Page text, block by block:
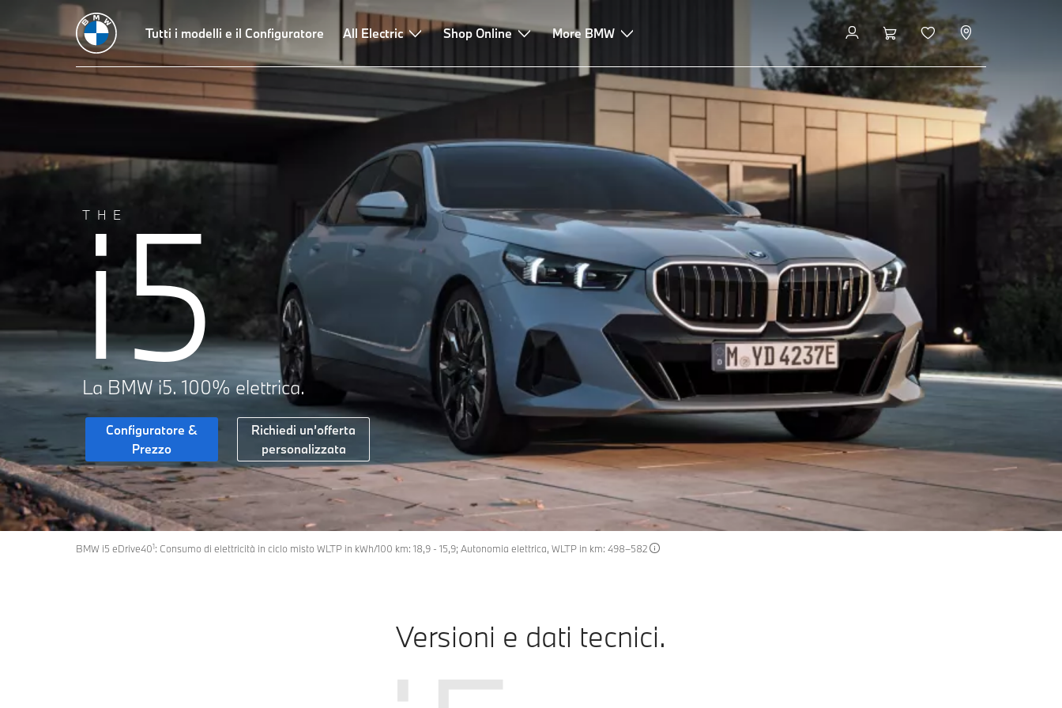
Tutti i modelli e il Configuratore All Electric Shop Online More BMW
THE
i5
La BMW i5. 100% elettrica.
Configuratore &
Prezzo
Richiedi un’offerta
personalizzata
BMW i5 eDrive401: Consumo di elettricità in ciclo misto WLTP in kWh/100 km: 18,9 - 15,9; Autonomia elettrica, WLTP in km: 498–582
Dati tecnici Finanziamento e leasing Autonomia e ricarica Design Configuratore & Prezzo
Versioni e dati tecnici.